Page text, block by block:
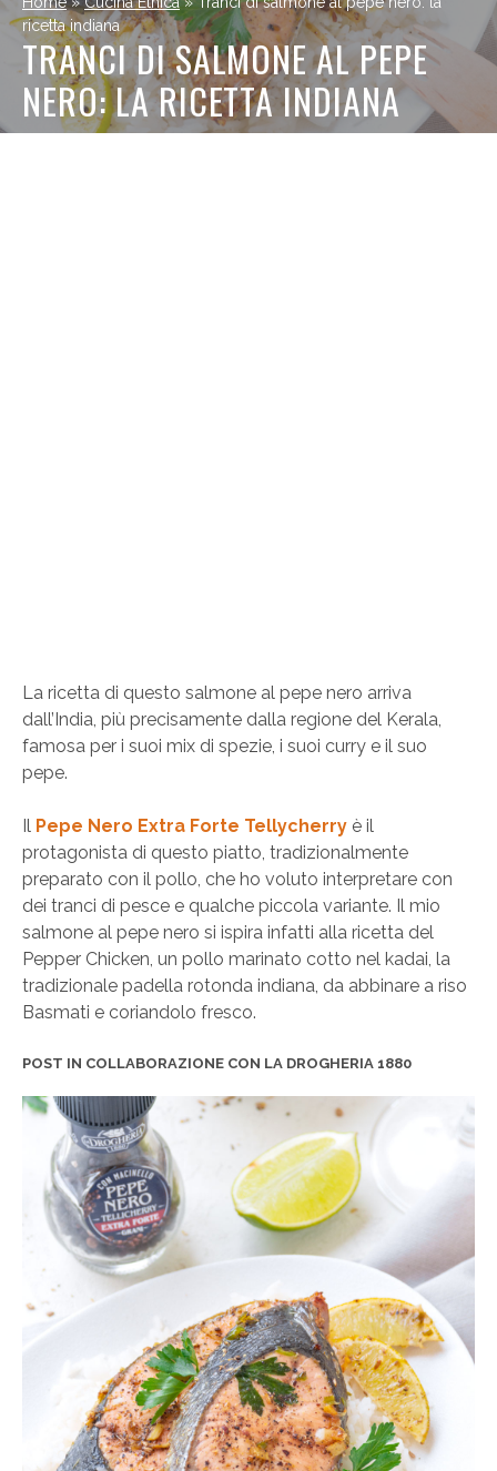
ricetta indiana
TRANCI DI SALMONE AL PEPE
NERO: LA RICETTA INDIANA
La ricetta di questo salmone al pepe nero arriva
dall’India, più precisamente dalla regione del Kerala,
famosa per i suoi mix di spezie, i suoi curry e il suo
pepe.
Il Pepe Nero Extra Forte Tellycherry è il
protagonista di questo piatto, tradizionalmente
preparato con il pollo, che ho voluto interpretare con
dei tranci di pesce e qualche piccola variante. Il mio
salmone al pepe nero si ispira infatti alla ricetta del
Pepper Chicken, un pollo marinato cotto nel kadai, la
tradizionale padella rotonda indiana, da abbinare a riso
Basmati e coriandolo fresco.
POST IN COLLABORAZIONE CON LA DROGHERIA 1880